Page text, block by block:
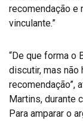
recomendação e
vinculante.”
“De que forma o
discutir, mas não
recomendação”,
Martins, durante
Para amparar o